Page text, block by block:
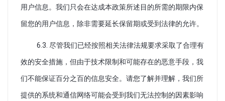
用户信息。我们只会在达成本政策所述目的所需的期限内保
留您的用户信息，除非需要延长保留期或受到法律的允许。
6.3. 尽管我们已经按照相关法律法规要求采取了合理有
效的安全措施，但由于技术限制和可能存在的恶意手段，我
们不能保证百分之百的信息安全。请您了解并理解，我们所
提供的系统和通信网络可能会受到我们无法控制的因素影响